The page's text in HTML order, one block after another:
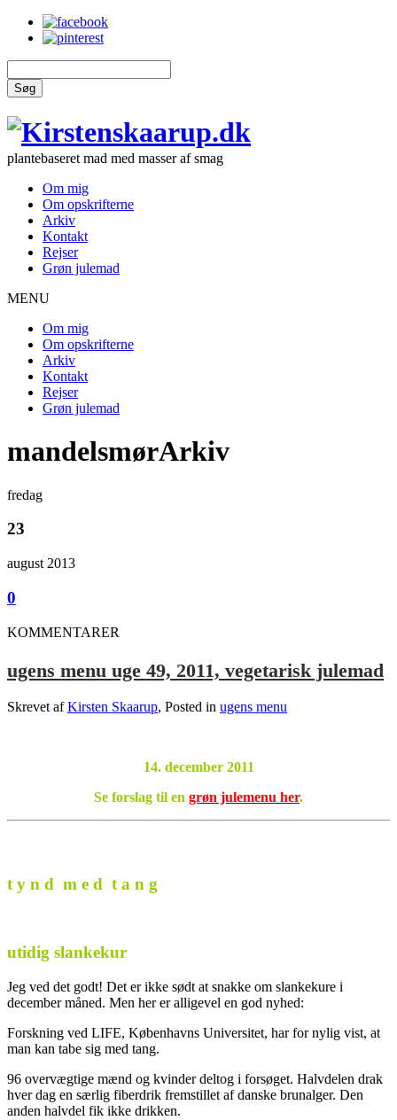
Søg
plantebaseret mad med masser af smag
Om mig
Om opskrifterne
Arkiv
Kontakt
Rejser
Grøn julemad
MENU
Om mig
Om opskrifterne
Arkiv
Kontakt
Rejser
Grøn julemad
mandelsmørArkiv
fredag
23
august 2013
0
KOMMENTARER
ugens menu uge 49, 2011, vegetarisk julemad
Skrevet afKirsten Skaarup, Posted in ugens menu
14. december 2011
Se forslag til en grøn julemenu her.
t y n d m e d t a n g
utidig slankekur
Jeg ved det godt! Det er ikke sødt at snakke om slankekure i
december måned. Men her er alligevel en god nyhed:
Forskning ved LIFE, Københavns Universitet, har for nylig vist, at
man kan tabe sig med tang.
96 overvægtige mænd og kvinder deltog i forsøget. Halvdelen drak
hver dag en særlig fiberdrik fremstillet af danske brunalger. Den
anden halvdel fik ikke drikken.